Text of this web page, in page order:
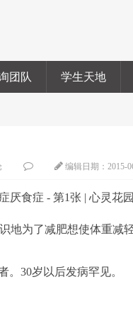
团队 学生天地
编辑日期：2015-
为了减肥想使体重减
30岁以后发病罕见。